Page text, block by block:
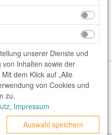
Haus & Garten
Wohnen
blog.rewardo.de
Kontakt
Beste Gutscheine
unserer Dienste und
von Inhalten sowie der
dem Klick auf „Alle
von Cookies und
zu.
, Impressum
Auswahl speichern